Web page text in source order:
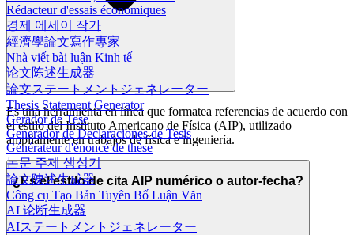
Rédacteur d'essais économiques
경제 에세이 작가
經濟學論文寫作專家
Nhà viết bài luận Kinh tế
论文陈述生成器
論文ステートメントジェネレーター
Thesis Statement Generator
Gerador de Tese
Generador de Declaraciones de Tesis
Générateur d'énoncé de thèse
논문 주제 생성기
論文陳述生成器
Công cụ Tạo Bản Tuyên Bố Luận Văn
AI 论断生成器
AIステートメントジェネレーター
Es una herramienta en línea que formatea referencias de acuerdo con
el estilo del Instituto Americano de Física (AIP), utilizado
ampliamente en trabajos de física e ingeniería.
¿Es el estilo de cita AIP numérico o autor-fecha?